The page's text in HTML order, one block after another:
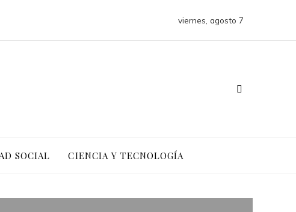
viernes, agosto 7
SOCIAL CIENCIA Y TECNOLOGÍA